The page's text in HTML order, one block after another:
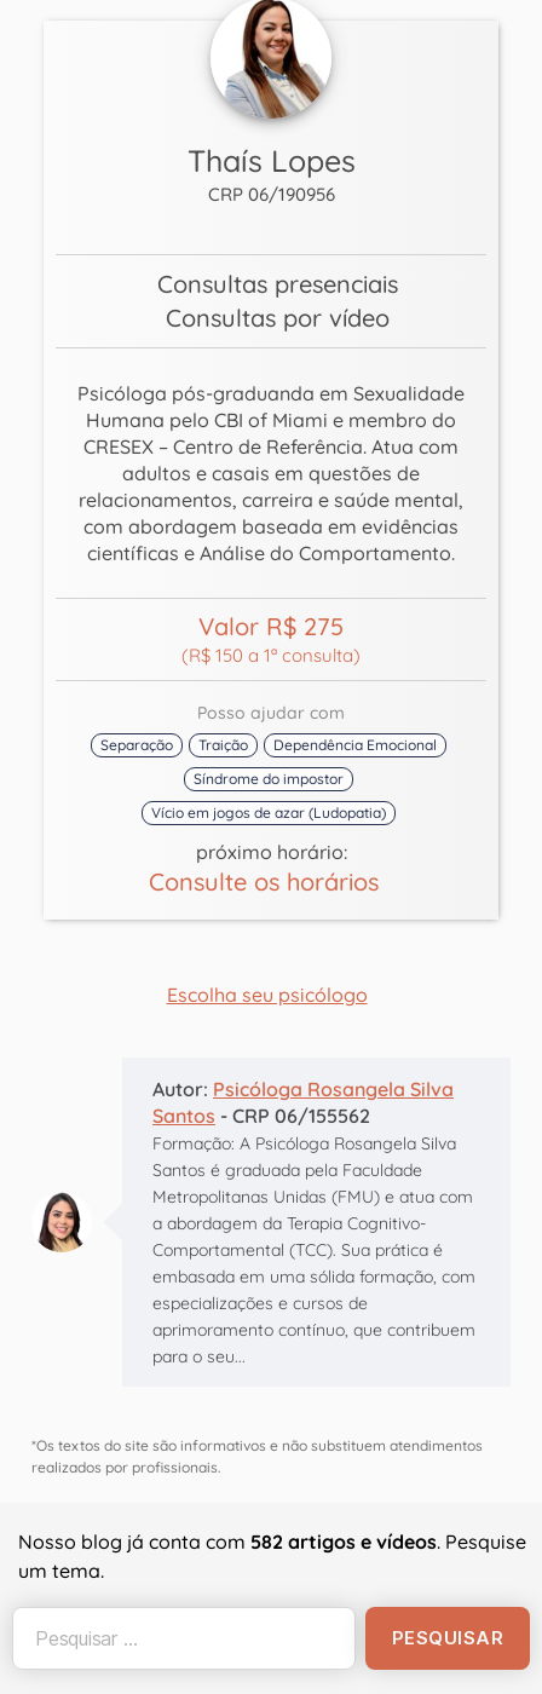
Thaís Lopes
CRP 06/190956
Consultas presenciais
Consultas por vídeo
Psicóloga pós-graduanda em Sexualidade
Humana pelo CBI of Miami e membro do
CRESEX – Centro de Referência. Atua com
adultos e casais em questões de
relacionamentos, carreira e saúde mental,
com abordagem baseada em evidências
científicas e Análise do Comportamento.
Valor R$ 275
(R$ 150 a 1ª consulta)
Posso ajudar com
Separação Traição
Dependência Emocional
Síndrome do impostor
Vício em jogos de azar (Ludopatia)
próximo horário:
Consulte os horários
Escolha seu psicólogo
Autor: Psicóloga Rosangela Silva
Santos - CRP 06/155562
Formação: A Psicóloga Rosangela Silva
Santos é graduada pela Faculdade
Metropolitanas Unidas (FMU) e atua com
a abordagem da Terapia Cognitivo-
Comportamental (TCC). Sua prática é
embasada em uma sólida formação, com
especializações e cursos de
aprimoramento contínuo, que contribuem
para o seu...
*Os textos do site são informativos e não substituem atendimentos
realizados por profissionais.
Nosso blog já conta com 582 artigos e vídeos. Pesquise
um tema.